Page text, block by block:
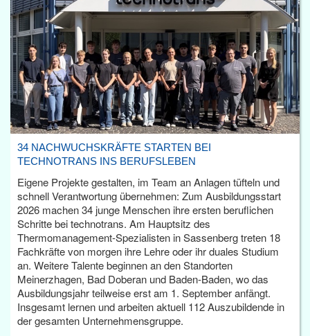
34 NACHWUCHSKRÄFTE STARTEN BEI
TECHNOTRANS INS BERUFSLEBEN
Eigene Projekte gestalten, im Team an Anlagen tüfteln und
schnell Verantwortung übernehmen: Zum Ausbildungsstart
2026 machen 34 junge Menschen ihre ersten beruflichen
Schritte bei technotrans. Am Hauptsitz des
Thermomanagement-Spezialisten in Sassenberg treten 18
Fachkräfte von morgen ihre Lehre oder ihr duales Studium
an. Weitere Talente beginnen an den Standorten
Meinerzhagen, Bad Doberan und Baden-Baden, wo das
Ausbildungsjahr teilweise erst am 1. September anfängt.
Insgesamt lernen und arbeiten aktuell 112 Auszubildende in
der gesamten Unternehmensgruppe.